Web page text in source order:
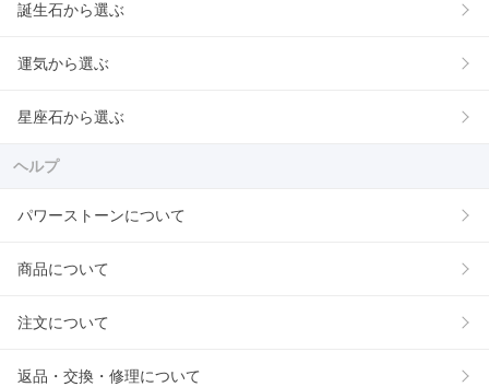
誕生石から選ぶ
運気から選ぶ
星座石から選ぶ
ヘルプ
パワーストーンについて
商品について
注文について
返品・交換・修理について